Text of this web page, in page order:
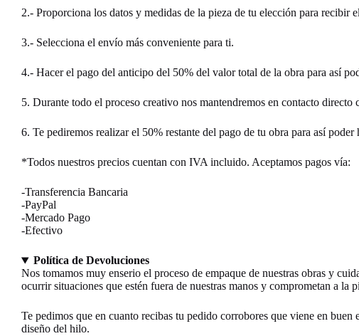
2.- Proporciona los datos y medidas de la pieza de tu elección para
3.- Selecciona el envío más conveniente para ti.
4.- Hacer el pago del anticipo del 50% del valor total de la obra para así
5. Durante todo el proceso creativo nos mantendremos en contacto
6. Te pediremos realizar el 50% restante del pago de tu obra para así
*Todos nuestros precios cuentan con IVA incluido. Aceptamos pagos vía:
-Transferencia Bancaria
-PayPal
-Mercado Pago
-Efectivo
Política de Devoluciones
Nos tomamos muy enserio el proceso de empaque de nuestras obras y
ocurrir situaciones que estén fuera de nuestras manos y comprometan a la
Te pedimos que en cuanto recibas tu pedido corrobores que viene en
diseño del hilo.